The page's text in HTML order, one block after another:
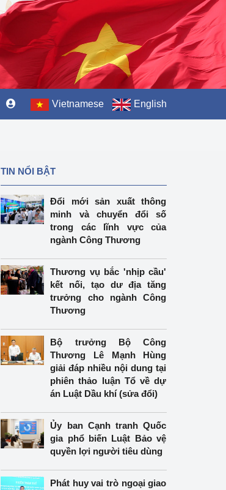
Vietnamese English
TIN NỔI BẬT
Đổi mới sản xuất thông
minh và chuyển đổi số
trong các lĩnh vực của
ngành Công Thương
Thương vụ bắc 'nhịp cầu'
kết nối, tạo dư địa tăng
trưởng cho ngành Công
Thương
Bộ trưởng Bộ Công
Thương Lê Mạnh Hùng
giải đáp nhiều nội dung tại
phiên thảo luận Tổ về dự
án Luật Dầu khí (sửa đổi)
Ủy ban Cạnh tranh Quốc
gia phổ biến Luật Bảo vệ
quyền lợi người tiêu dùng
Phát huy vai trò ngoại giao